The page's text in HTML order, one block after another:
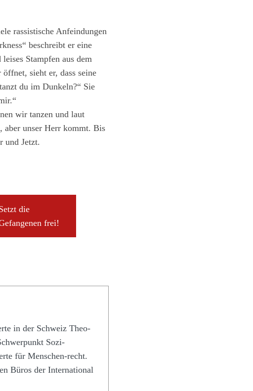
rassistische Anfeindungen
beschreibt er eine
Stampfen aus dem
sieht er, dass seine
du im Dunkeln?“ Sie
wir tanzen und laut
aber unser Herr kommt. Bis
und Jetzt.
die
frei!
in der Schweiz Theo-
Sozi-
für Menschen-recht.
Büros der International